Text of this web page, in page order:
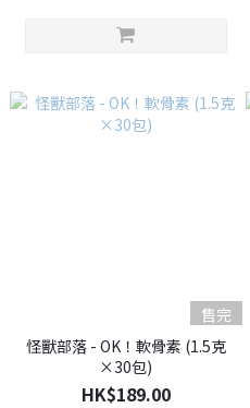
售完
怪獸部落 - OK！軟骨素 (1.5克
×30包)
HK$189.00